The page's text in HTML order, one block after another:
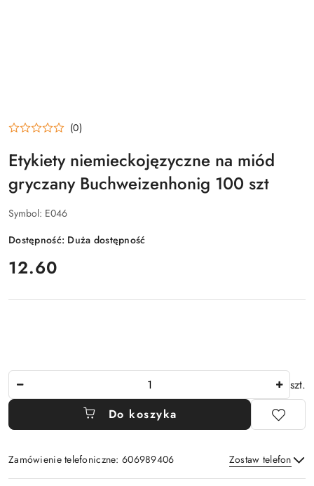
(0)
Etykiety niemieckojęzyczne na miód
gryczany Buchweizenhonig 100 szt
Symbol: E046
Dostępność: Duża dostępność
cena:
12.60
szt.
Do koszyka
Zamówienie telefoniczne: 606989406 Zostaw telefon